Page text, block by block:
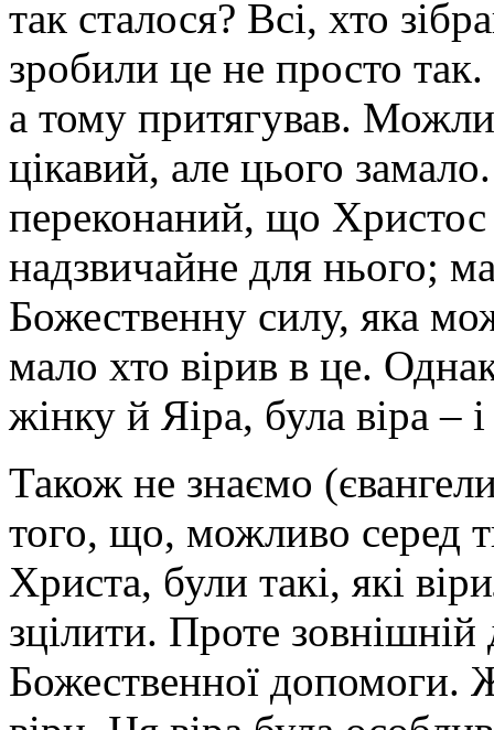
так сталося? Всі, хто
зробили це не просто
а тому притягував.
цікавий, але цього
переконаний, що
надзвичайне для нього;
Божественну силу, яка
мало хто вірив в це.
жінку й Яіра, була віра –
Також не знаємо
того, що, можливо серед
Христа, були такі, які
зцілити. Проте зовнішній
Божественної допомоги.